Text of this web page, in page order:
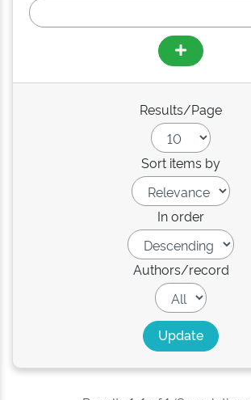
Results/Page
Sort items by
In order
Authors/record